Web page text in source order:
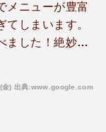
メニューが豊富
しまいます。
ました！絶妙な
たです、また行
) 出典:www.google.com